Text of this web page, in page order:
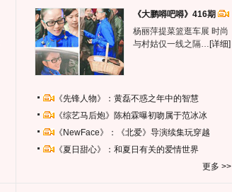
《大鹏嘚吧嘚》416期
杨丽萍提菜篮逛车展 时尚
与村姑仅一线之隔… [详细]
《先锋人物》：黄磊不惑之年中的智慧
《综艺马后炮》陈柏霖曝初吻属于范冰冰
《NewFace》：《北爱》导演续集玩穿越
《夏日甜心》：和夏日有关的爱情世界
更多 >>